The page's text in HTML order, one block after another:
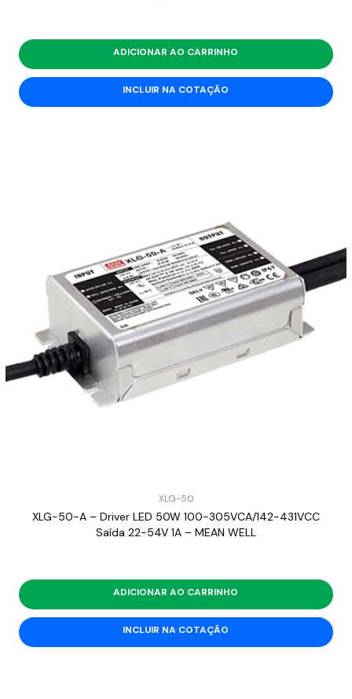
ADICIONAR AO CARRINHO
INCLUIR NA COTAÇÃO
XLG-50
XLG-50-A – Driver LED 50W 100-305VCA/142-431VCC
Saída 22-54V 1A – MEAN WELL
ADICIONAR AO CARRINHO
INCLUIR NA COTAÇÃO